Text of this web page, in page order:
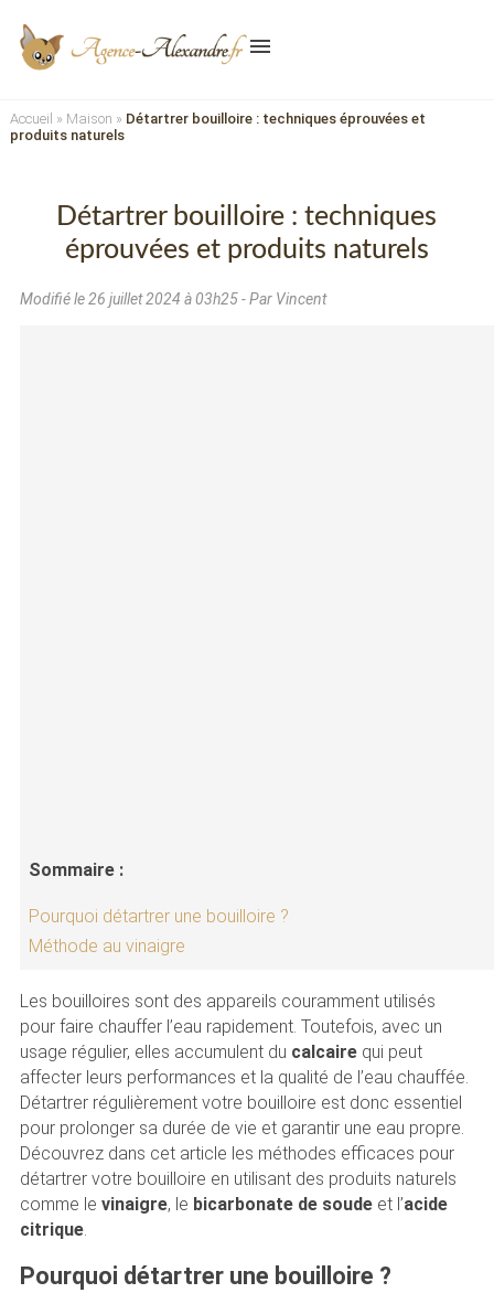
menu
Accueil » Maison » Détartrer bouilloire : techniques éprouvées et
produits naturels
Détartrer bouilloire : techniques
éprouvées et produits naturels
Modifié le26 juillet 2024 à 03h25- Par Vincent
Sommaire :
Pourquoi détartrer une bouilloire ?
Méthode au vinaigre
Les bouilloires sont des appareils couramment utilisés
pour faire chauffer l’eau rapidement. Toutefois, avec un
usage régulier, elles accumulent du calcairequi peut
affecter leurs performances et la qualité de l’eau chauffée.
Détartrer régulièrement votre bouilloire est donc essentiel
pour prolonger sa durée de vie et garantir une eau propre.
Découvrez dans cet article les méthodes efficaces pour
détartrer votre bouilloire en utilisant des produits naturels
comme le vinaigre, le bicarbonate de soudeet l’acide
citrique.
Pourquoi détartrer une bouilloire ?